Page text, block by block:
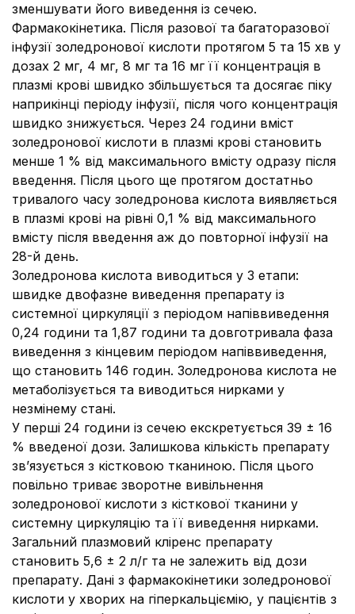
зменшувати його виведення із сечею.
Фармакокінетика. Після разової та багаторазової
інфузії золедронової кислоти протягом 5 та 15 хв у
дозах 2 мг, 4 мг, 8 мг та 16 мг її концентрація в
плазмі крові швидко збільшується та досягає піку
наприкінці періоду інфузії, після чого концентрація
швидко знижується. Через 24 години вміст
золедронової кислоти в плазмі крові становить
менше 1 % від максимального вмісту одразу після
введення. Після цього ще протягом достатньо
тривалого часу золедронова кислота виявляється
в плазмі крові на рівні 0,1 % від максимального
вмісту після введення аж до повторної інфузії на
28-й день.
Золедронова кислота виводиться у 3 етапи:
швидке двофазне виведення препарату із
системної циркуляції з періодом напіввиведення
0,24 години та 1,87 години та довготривала фаза
виведення з кінцевим періодом напіввиведення,
що становить 146 годин. Золедронова кислота не
метаболізується та виводиться нирками у
незмінему стані.
У перші 24 години із сечею екскретується 39 ± 16
% введеної дози. Залишкова кількість препарату
зв’язується з кістковою тканиною. Після цього
повільно триває зворотне вивільнення
золедронової кислоти з кісткової тканини у
системну циркуляцію та її виведення нирками.
Загальний плазмовий кліренс препарату
становить 5,6 ± 2 л/г та не залежить від дози
препарату. Дані з фармакокінетики золедронової
кислоти у хворих на гіперкальціємію, у пацієнтів з